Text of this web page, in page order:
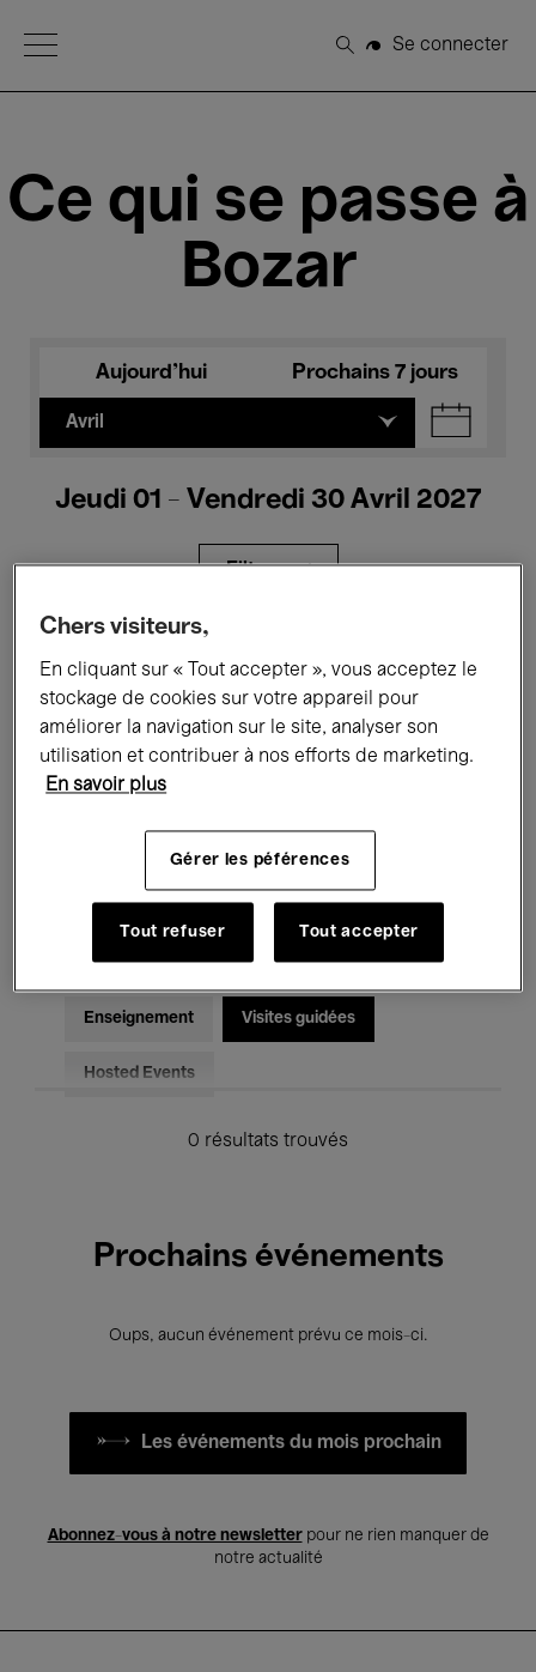
Open Menu
Rechercher
Se connecter
Ce qui se passe à
Bozar
Aujourd'hui Prochains 7 jours
Avril
Jeudi 01 - Vendredi 30 Avril 2027
Filtres
Expositions Films Performances
Rencontres & Débats Jazz
Musique électronique
Pour tous Kids’ Palace
Enseignement Visites guidées
Hosted Events
0 résultats trouvés
Prochains événements
Oups, aucun événement prévu ce mois-ci.
Les événements du mois prochain
Abonnez-vous à notre newsletterpour ne rien manquer de
notre actualité
Chers visiteurs,
En cliquant sur « Tout accepter », vous acceptez le
stockage de cookies sur votre appareil pour
améliorer la navigation sur le site, analyser son
utilisation et contribuer à nos efforts de marketing.
En savoir plus
Gérer les péférences
Tout refuser Tout accepter